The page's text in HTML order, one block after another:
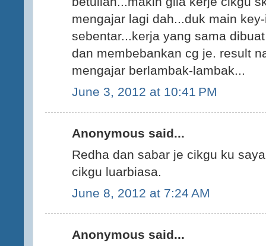
mengajar lagi dah...duk main
sebentar...kerja yang sama
dan membebankan cg je. result
mengajar berlambak-lambak...
June 3, 2012 at 10:41 PM
Anonymous said...
Redha dan sabar je cikgu ku
cikgu luarbiasa.
June 8, 2012 at 7:24 AM
Anonymous said...